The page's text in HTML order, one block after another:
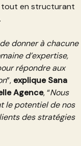
tout en structurant
donner à chacune
d’expertise,
répondre aux
”, explique Sana
Agence, “Nous
le potentiel de nos
des stratégies